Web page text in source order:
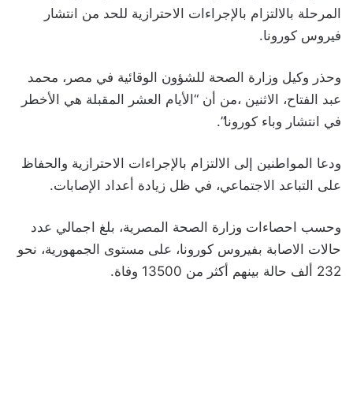
المرحلة بالالتزام بالإجراءات الاحترازية للحد من انتشار
فيروس كورونا.
وحذر وكيل وزارة الصحة للشؤون الوقائية في مصر، محمد
عبد الفتاح، الاثنين ،من أن “الأيام العشر المقبلة هي الأخطر
في انتشار وباء كورونا”.
ودعا المواطنين إلى الالتزام بالإجراءات الاحترازية والحفاظ
على التباعد الاجتماعي، في ظل زيادة أعداد الإصابات.
وحسب احصاءات وزارة الصحة المصرية، بلغ اجمالي عدد
حالات الاصابة بفيروس كورونا، على مستوى الجمهورية، نحو
232 ألف حالة بينهم أكثر من 13500 وفاة.